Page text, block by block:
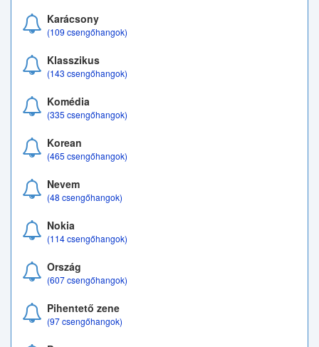
Karácsony
(109 csengőhangok)
Klasszikus
(143 csengőhangok)
Komédia
(335 csengőhangok)
Korean
(465 csengőhangok)
Nevem
(48 csengőhangok)
Nokia
(114 csengőhangok)
Ország
(607 csengőhangok)
Pihentető zene
(97 csengőhangok)